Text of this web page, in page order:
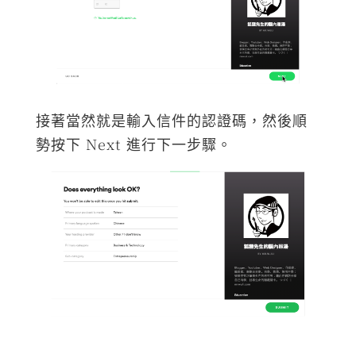
接著當然就是輸入信件的認證碼，然後順
勢按下 Next 進行下一步驟。